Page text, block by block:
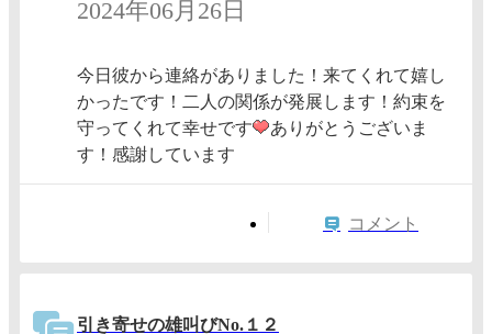
2024年06月26日
今日彼から連絡がありました！来てくれて嬉し
かったです！二人の関係が発展します！約束を
守ってくれて幸せです
ありがとうございま
す！感謝しています
コメント
引き寄せの雄叫びNo.１２